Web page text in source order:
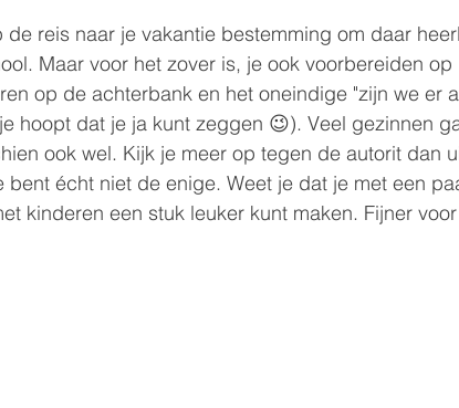
reis naar je vakantie bestemming om daar
Maar voor het zover is, je ook voorbereiden op
op de achterbank en het oneindige "zijn we er
hoopt dat je ja kunt zeggen 😉). Veel gezinnen
ook wel. Kijk je meer op tegen de autorit dan
bent écht niet de enige. Weet je dat je met een
kinderen een stuk leuker kunt maken. Fijner